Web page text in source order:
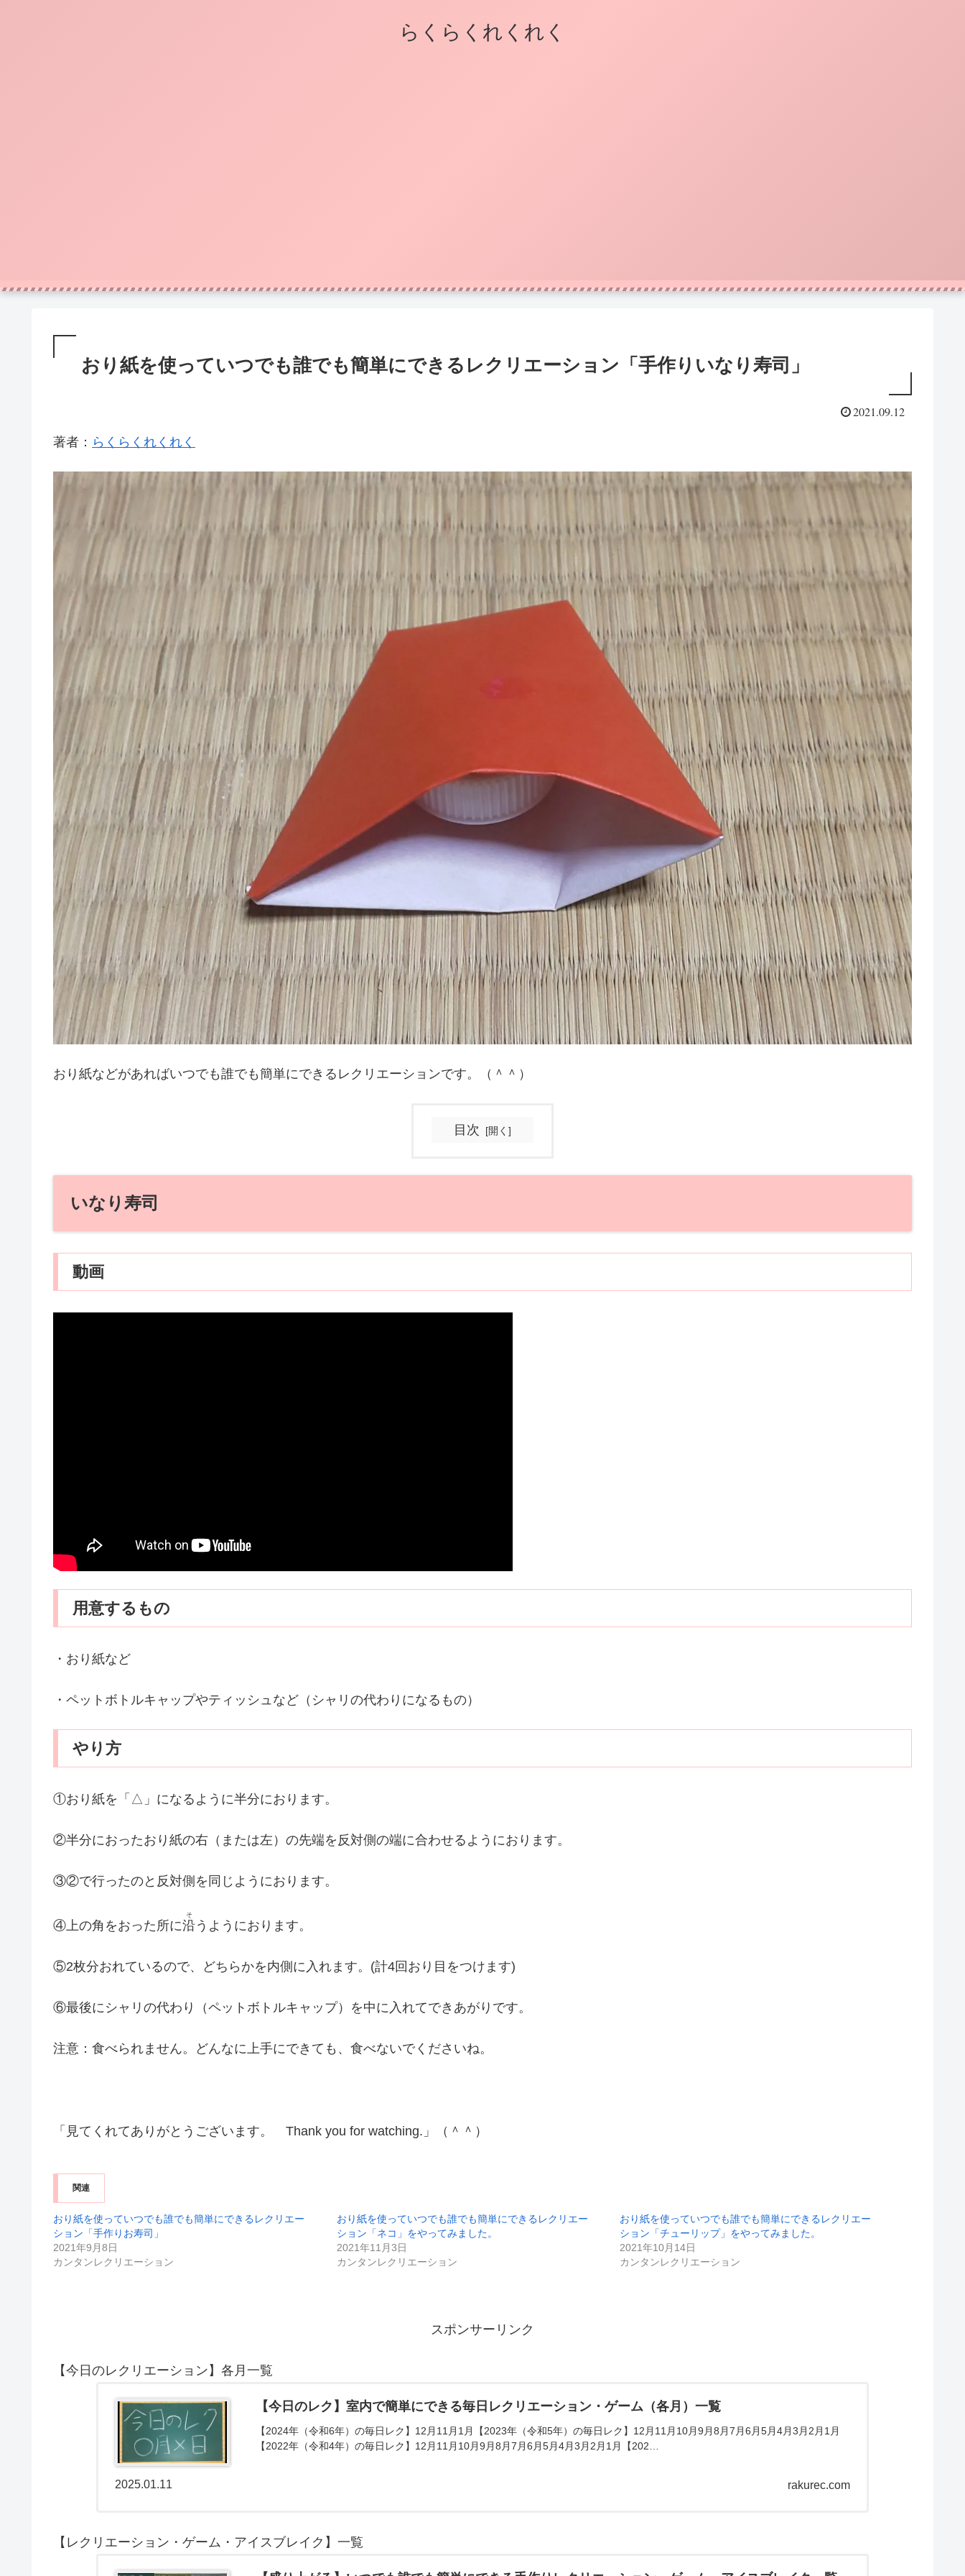
らくらくれくれく
おり紙を使っていつでも誰でも簡単にできるレクリエーション「手作りいなり寿司」
2021.09.12
著者： らくらくれくれく
おり紙などがあればいつでも誰でも簡単にできるレクリエーションです。（＾＾）
目次
いなり寿司
動画
用意するもの
・おり紙など
・ペットボトルキャップやティッシュなど（シャリの代わりになるもの）
やり方
①おり紙を「△」になるように半分におります。
②半分におったおり紙の右（または左）の先端を反対側の端に合わせるようにおります。
③②で行ったのと反対側を同じようにおります。
④上の角をおった所に沿
そ
うようにおります。
⑤2枚分おれているので、どちらかを内側に入れます。(計4回おり目をつけます)
⑥最後にシャリの代わり（ペットボトルキャップ）を中に入れてできあがりです。
注意：食べられません。どんなに上手にできても、食べないでくださいね。
「見てくれてありがとうございます。 Thank you for watching.」（＾＾）
関連
おり紙を使っていつでも誰でも簡単にできるレクリエー
ション「手作りお寿司」
2021年9月8日
カンタンレクリエーション
おり紙を使っていつでも誰でも簡単にできるレクリエー
ション「ネコ」をやってみました。
2021年11月3日
カンタンレクリエーション
おり紙を使っていつでも誰でも簡単にできるレクリエー
ション「チューリップ」をやってみました。
2021年10月14日
カンタンレクリエーション
スポンサーリンク
【今日のレクリエーション】各月一覧
【今日のレク】室内で簡単にできる毎日レクリエーション・ゲーム（各月）一覧
【2024年（令和6年）の毎日レク】12月11月1月【2023年（令和5年）の毎日レク】12月11月10月9月8月7月6月5月4月3月2月1月
【2022年（令和4年）の毎日レク】12月11月10月9月8月7月6月5月4月3月2月1月【202…
rakurec.com
2025.01.11
【レクリエーション・ゲーム・アイスブレイク】一覧